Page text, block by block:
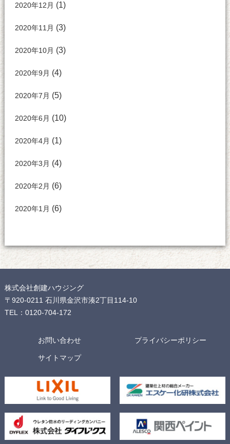
2020年12月 (1)
2020年11月 (3)
2020年10月 (3)
2020年9月 (4)
2020年7月 (5)
2020年6月 (10)
2020年4月 (1)
2020年3月 (4)
2020年2月 (6)
2020年1月 (6)
株式会社創建ハウジング
〒920-0211 石川県金沢市湊2丁目114-10
TEL：0120-704-172
お問い合わせ プライバシーポリシー
サイトマップ